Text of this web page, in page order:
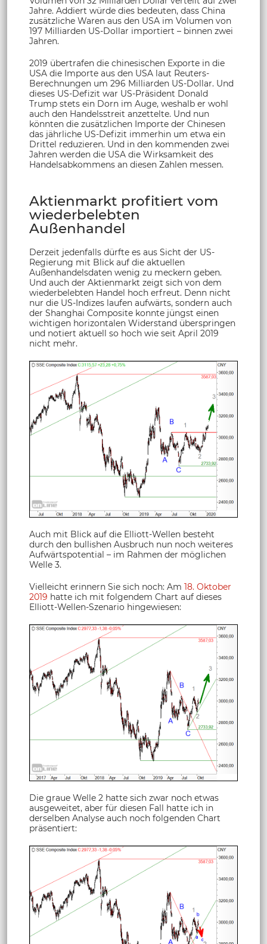
Jahre. Addiert würde dies bedeuten, dass China
zusätzliche Waren aus den USA im Volumen von
197 Milliarden US-Dollar importiert – binnen zwei
Jahren.
2019 übertrafen die chinesischen Exporte in die
USA die Importe aus den USA laut Reuters-
Berechnungen um 296 Milliarden US-Dollar. Und
dieses US-Defizit war US-Präsident Donald
Trump stets ein Dorn im Auge, weshalb er wohl
auch den Handelsstreit anzettelte. Und nun
könnten die zusätzlichen Importe der Chinesen
das jährliche US-Defizit immerhin um etwa ein
Drittel reduzieren. Und in den kommenden zwei
Jahren werden die USA die Wirksamkeit des
Handelsabkommens an diesen Zahlen messen.
Aktienmarkt profitiert vom
wiederbelebten
Außenhandel
Derzeit jedenfalls dürfte es aus Sicht der US-
Regierung mit Blick auf die aktuellen
Außenhandelsdaten wenig zu meckern geben.
Und auch der Aktienmarkt zeigt sich von dem
wiederbelebten Handel hoch erfreut. Denn nicht
nur die US-Indizes laufen aufwärts, sondern auch
der Shanghai Composite konnte jüngst einen
wichtigen horizontalen Widerstand überspringen
und notiert aktuell so hoch wie seit April 2019
nicht mehr.
Auch mit Blick auf die Elliott-Wellen besteht
durch den bullishen Ausbruch nun noch weiteres
Aufwärtspotential – im Rahmen der möglichen
Welle 3.
Vielleicht erinnern Sie sich noch: Am 18. Oktober
2019 hatte ich mit folgendem Chart auf dieses
Elliott-Wellen-Szenario hingewiesen:
Die graue Welle 2 hatte sich zwar noch etwas
ausgeweitet, aber für diesen Fall hatte ich in
derselben Analyse auch noch folgenden Chart
präsentiert: